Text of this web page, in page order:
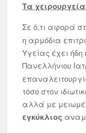
Τα χειρουργεία
Σε ό,τι αφορά
η αρμόδια
Υγείας έχει ήδη
Πανελλήνιου
τόσο στον
αλλά με
εγκύκλιος